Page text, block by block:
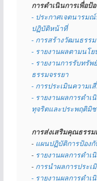
การดำเนินการเพื่อป้
- ประกาศเจตนารมณ์
ปฏิบัติหน้าที่
- การสร้างวัฒนธรรม
- รายงานผลตามนโย
- รายงานการรับทรั
ธรรมจรรยา
- การประเมินความเ
- รายงานผลการดำเ
ทุจริตและประพฤติมิ
การส่งเสริมคุณธรร
- แผนปฏิบัติการป้อง
- รายงานผลการดำเ
- การนำผลการประเ
- รายงานผลการดำเ